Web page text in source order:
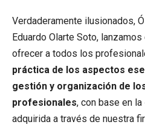
Verdaderamente ilusionados,
Eduardo Olarte Soto,
ofrecer a todos los
práctica de los aspectos
gestión y organización de
profesionales, con base en la
adquirida a través de nuestra